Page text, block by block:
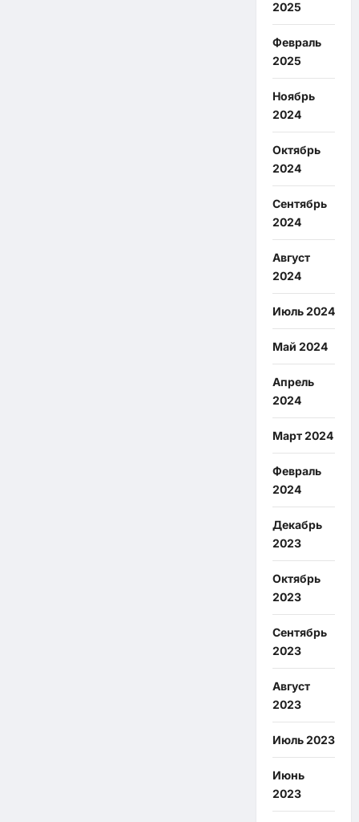
2025
Февраль
2025
Ноябрь
2024
Октябрь
2024
Сентябрь
2024
Август
2024
Июль 2024
Май 2024
Апрель
2024
Март 2024
Февраль
2024
Декабрь
2023
Октябрь
2023
Сентябрь
2023
Август
2023
Июль 2023
Июнь
2023